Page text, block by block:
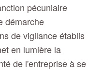
pécuniaire
démarche
de vigilance établis
en lumière la
de l'entreprise à se